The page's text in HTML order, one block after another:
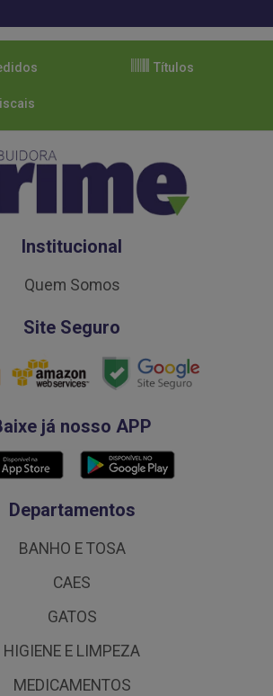
Títulos
Institucional
Quem Somos
Site Seguro
já nosso APP
Departamentos
BANHO E TOSA
CAES
GATOS
HIGIENE E LIMPEZA
MEDICAMENTOS